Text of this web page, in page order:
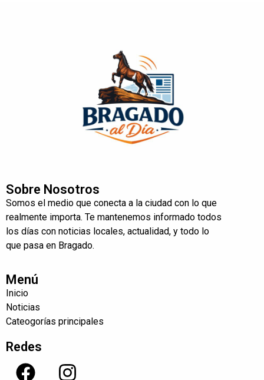
Sobre Nosotros
Somos el medio que conecta a la ciudad con lo que
realmente importa. Te mantenemos informado todos
los días con noticias locales, actualidad, y todo lo
que pasa en Bragado.
Menú
Inicio
Noticias
Cateogorías principales
Redes